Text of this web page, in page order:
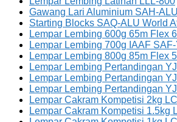
Gawang Lari Aluminium SAH-ALU
Starting Blocks SAQ-ALU World
Lempar Lembing 600g 65m Flex
Lempar Lembing 700g IAAF
Lempar Lembing 800g 85m Flex
Lempar Lembing Pertandingan
Lempar Lembing Pertandingan
Lempar Lembing Pertandingan
Lempar Cakram Kompetisi 2kg
Lempar Cakram Kompetisi 1.5kg